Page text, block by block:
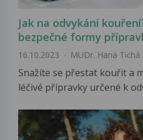
Jak na odvykání
bezpečné formy
16.10.2023 MUDr. Hana Tichá
Snažíte se přestat kouřit a
léčivé přípravky určené k